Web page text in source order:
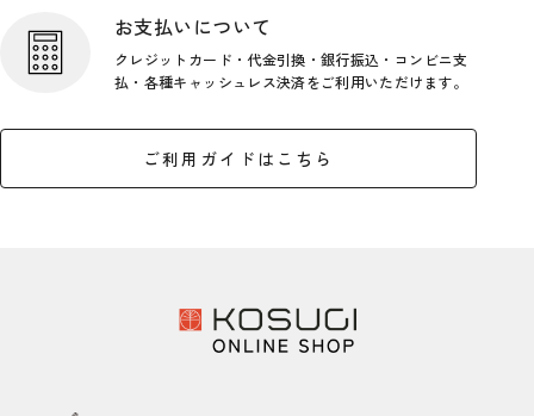
お支払いについて
クレジットカード・代金引換・銀行振込・コンビニ支
払・各種キャッシュレス決済をご利用いただけます。
ご利用ガイドはこちら